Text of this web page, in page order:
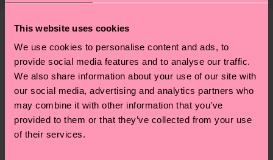
This website uses cookies
We use cookies to personalise content and ads, to
provide social media features and to analyse our traffic.
We also share information about your use of our site with
our social media, advertising and analytics partners who
may combine it with other information that you’ve
provided to them or that they’ve collected from your use
of their services.
findest du auf unsererNachhaltigkeitsseite
findest duhier. Die Lieferzeit beginnt sobald
dass es sich hierbei um einen Richtwert handelt
und die genaue Lieferzeit von der lokalen Post in
deinem Land abhängt.
Du hast Fragen zu einer Retoure? In unserem
Hilfebereich im Artikel
findest du die
am häufigsten gestellten Fragen.
Ähnliche muster
Special
Edition